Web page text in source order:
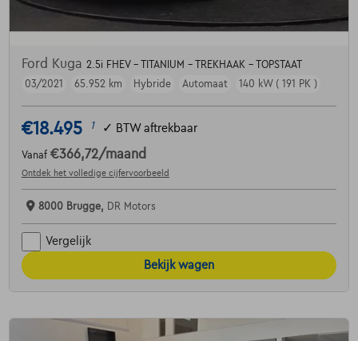
Ford Kuga 2.5i FHEV - TITANIUM - TREKHAAK - TOPSTAAT
03/2021
65.952 km Hybride Automaat 140 kW ( 191 PK )
€18.495 1 ✓ BTW aftrekbaar
Vanaf €366,72/maand
Ontdek het volledige cijfervoorbeeld
8000 Brugge, DR Motors
Vergelijk
Bekijk wagen